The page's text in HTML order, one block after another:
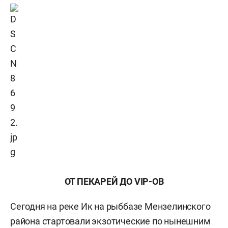
ОТ ПЕКАРЕЙ ДО VIP-ОВ
Сегодня на реке Ик на рыббазе Мензелинского
района стартовали экзотические по нынешним